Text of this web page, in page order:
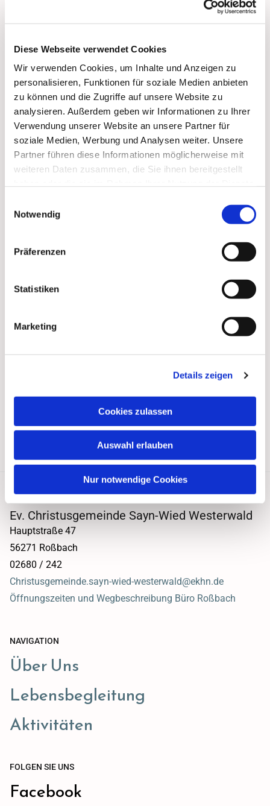
Diese Webseite verwendet Cookies
Wir verwenden Cookies, um Inhalte und Anzeigen zu
personalisieren, Funktionen für soziale Medien anbieten
zu können und die Zugriffe auf unsere Website zu
analysieren. Außerdem geben wir Informationen zu Ihrer
Verwendung unserer Website an unsere Partner für
soziale Medien, Werbung und Analysen weiter. Unsere
Partner führen diese Informationen möglicherweise mit
weiteren Daten zusammen, die Sie ihnen bereitgestellt
Notwendig
Präferenzen
Statistiken
Marketing
Details zeigen
Cookies zulassen
Auswahl erlauben
Nur notwendige Cookies
Essen, Über 'Gott und die Welt reden'
Dies könnte Sie auch
interessieren
Ev. Christusgemeinde Sayn-Wied Westerwald
Hauptstraße 47
56271 Roßbach
02680 / 242
Christusgemeinde.sayn-wied-westerwald@ekhn.de
Öffnungszeiten und Wegbeschreibung Büro Roßbach
NAVIGATION
Über Uns
Lebensbegleitung
Aktivitäten
FOLGEN SIE UNS
Facebook